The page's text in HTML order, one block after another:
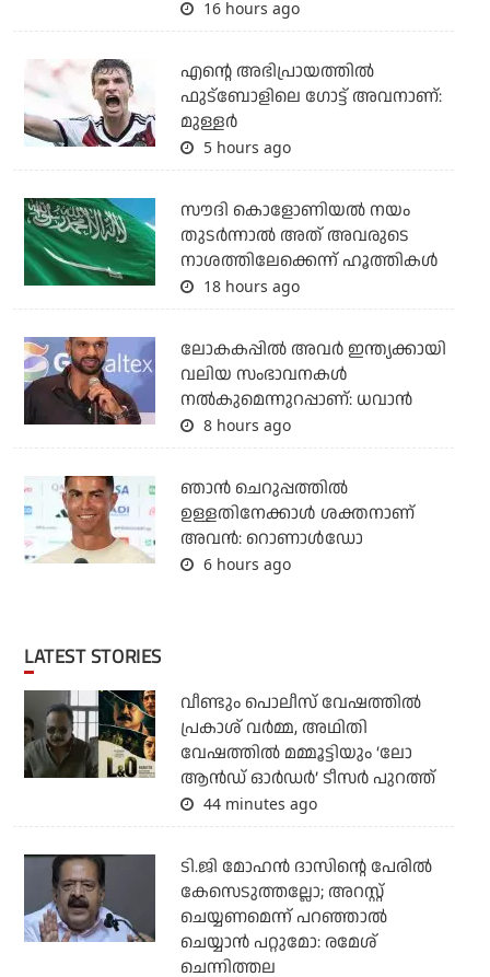
16 hours ago
എന്റെ അഭിപ്രായത്തില്‍
ഫുട്‌ബോളിലെ ഗോട്ട് അവനാണ്:
മുള്ളര്‍
5 hours ago
സൗദി കൊളോണിയല്‍ നയം
തുടര്‍ന്നാല്‍ അത് അവരുടെ
നാശത്തിലേക്കെന്ന് ഹൂത്തികള്‍
18 hours ago
ലോകകപ്പിൽ അവര്‍ ഇന്ത്യക്കായി
വലിയ സംഭാവനകള്‍
നല്‍കുമെന്നുറപ്പാണ്: ധവാന്‍
8 hours ago
ഞാന്‍ ചെറുപ്പത്തില്‍
ഉള്ളതിനേക്കാള്‍ ശക്തനാണ്
അവന്‍: റൊണാള്‍ഡോ
6 hours ago
LATEST STORIES
വീണ്ടും പൊലീസ് വേഷത്തിൽ
പ്രകാശ് വർമ്മ, അഥിതി
വേഷത്തിൽ മമ്മൂട്ടിയും ‘ലോ
ആൻഡ് ഓർഡർ’ ടീസർ പുറത്ത്
44 minutes ago
ടി.ജി മോഹന്‍ ദാസിന്റെ പേരില്‍
കേസെടുത്തല്ലോ; അറസ്റ്റ്
ചെയ്യണമെന്ന് പറഞ്ഞാല്‍
ചെയ്യാന്‍ പറ്റുമോ: രമേശ്
ചെന്നിത്തല